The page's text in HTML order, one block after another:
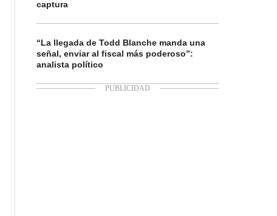
captura
“La llegada de Todd Blanche manda una
señal, enviar al fiscal más poderoso”:
analista político